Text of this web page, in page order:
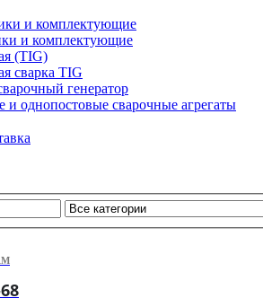
и комплектующие
и комплектующие
(TIG)
сварка TIG
генератор
и однопостовые сварочные агрегаты